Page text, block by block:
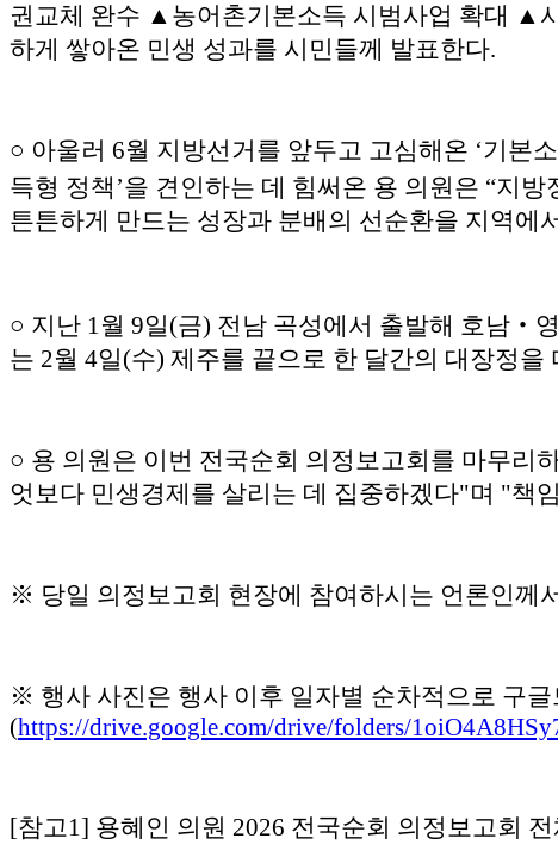
권교체 완수 ▲농어촌기본소득 시범사업 확대 ▲
하게 쌓아온 민생 성과를 시민들께 발표한다.
○ 아울러 6월 지방선거를 앞두고 고심해온 ‘기본
득형 정책’을 견인하는 데 힘써온 용 의원은 “지
튼튼하게 만드는 성장과 분배의 선순환을 지역에
○ 지난 1월 9일(금) 전남 곡성에서 출발해 호남‧
는 2월 4일(수) 제주를 끝으로 한 달간의 대장정을
○ 용 의원은 이번 전국순회 의정보고회를 마무리
엇보다 민생경제를 살리는 데 집중하겠다"며 "책
※ 당일 의정보고회 현장에 참여하시는 언론인께
※ 행사 사진은 행사 이후 일자별 순차적으로 구
(https://drive.google.com/drive/folders/
[참고1] 용혜인 의원 2026 전국순회 의정보고회 전